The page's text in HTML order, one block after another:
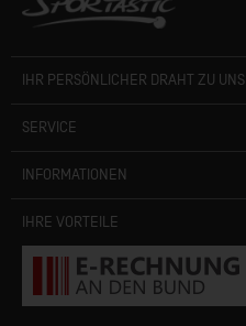
IHR PERSÖNLICHER DRAHT ZU UNS
SERVICE
INFORMATIONEN
IHRE VORTEILE